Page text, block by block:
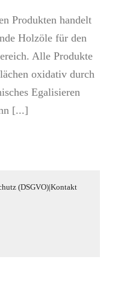
Produkten handelt
Holzöle für den
Alle Produkte
oxidativ durch
Egalisieren
[...]
(DSGVO)|Kontakt